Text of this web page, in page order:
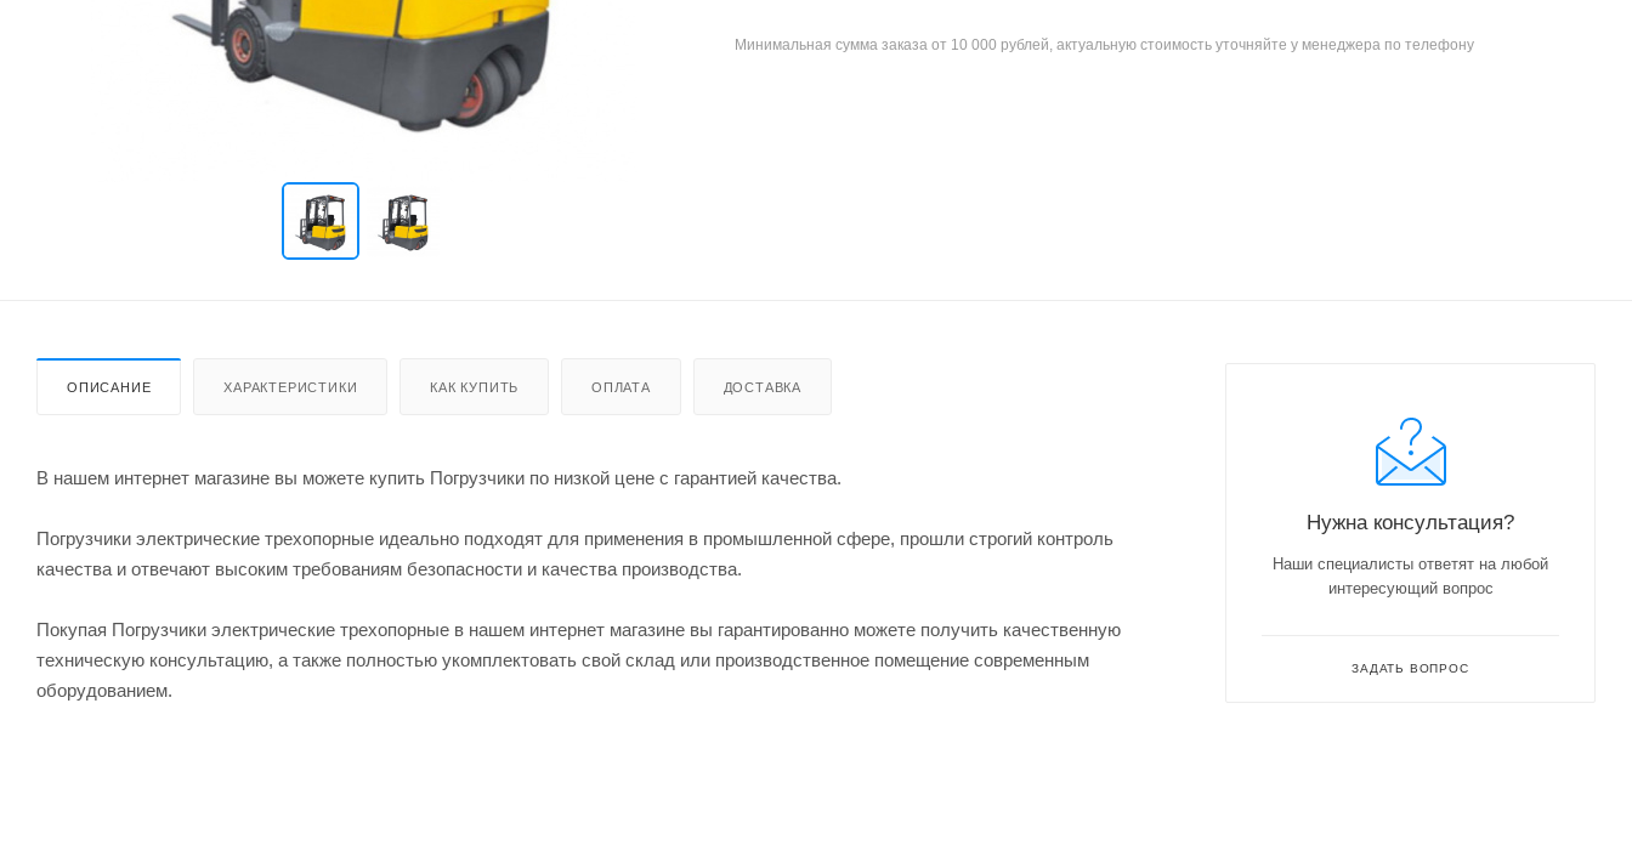
Минимальная сумма заказа от 10 000 рублей, актуальную стоимость уточняйте у менеджера по телефону
ОПИСАНИЕ ХАРАКТЕРИСТИКИ КАК КУПИТЬ ОПЛАТА ДОСТАВКА
В нашем интернет магазине вы можете купить Погрузчики по низкой цене с гарантией качества.
Погрузчики электрические трехопорные идеально подходят для применения в промышленной сфере, прошли строгий контроль
качества и отвечают высоким требованиям безопасности и качества производства.
Покупая Погрузчики электрические трехопорные в нашем интернет магазине вы гарантированно можете получить качественную
техническую консультацию, а также полностью укомплектовать свой склад или производственное помещение современным
оборудованием.
Нужна консультация?
Наши специалисты ответят на любой
интересующий вопрос
ЗАДАТЬ ВОПРОС